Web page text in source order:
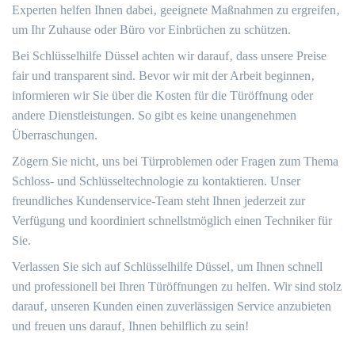
Experten helfen Ihnen dabei‚ geeignete Maßnahmen zu ergreifen‚
um Ihr Zuhause oder Büro vor Einbrüchen zu schützen.​
Bei Schlüsselhilfe Düssel achten wir darauf‚ dass unsere Preise
fair und transparent sind.​ Bevor wir mit der Arbeit beginnen‚
informieren wir Sie über die Kosten für die Türöffnung oder
andere Dienstleistungen.​ So gibt es keine unangenehmen
Überraschungen.
Zögern Sie nicht‚ uns bei Türproblemen oder Fragen zum Thema
Schloss- und Schlüsseltechnologie zu kontaktieren.​ Unser
freundliches Kundenservice-Team steht Ihnen jederzeit zur
Verfügung und koordiniert schnellstmöglich einen Techniker für
Sie.​
Verlassen Sie sich auf Schlüsselhilfe Düssel‚ um Ihnen schnell
und professionell bei Ihren Türöffnungen zu helfen.​ Wir sind stolz
darauf‚ unseren Kunden einen zuverlässigen Service anzubieten
und freuen uns darauf‚ Ihnen behilflich zu sein!